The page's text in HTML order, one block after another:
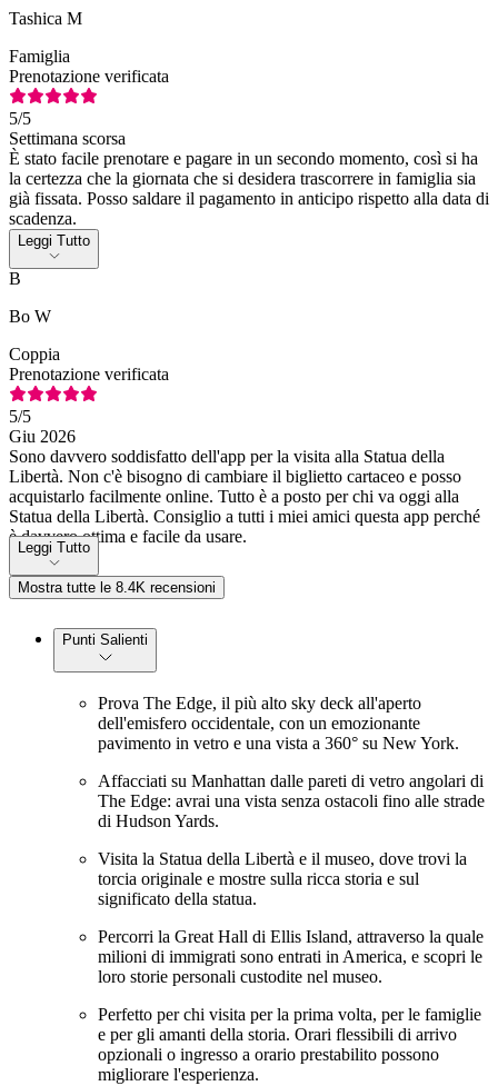
Tashica M
Famiglia
Prenotazione verificata
5/5
Settimana scorsa
È stato facile prenotare e pagare in un secondo momento, così si ha
la certezza che la giornata che si desidera trascorrere in famiglia sia
già fissata. Posso saldare il pagamento in anticipo rispetto alla data di
scadenza.
Leggi Tutto
B
Bo W
Coppia
Prenotazione verificata
5/5
Giu 2026
Sono davvero soddisfatto dell'app per la visita alla Statua della
Libertà. Non c'è bisogno di cambiare il biglietto cartaceo e posso
acquistarlo facilmente online. Tutto è a posto per chi va oggi alla
Statua della Libertà. Consiglio a tutti i miei amici questa app perché
è davvero ottima e facile da usare.
Leggi Tutto
Mostra tutte le 8.4K recensioni
Punti Salienti
Prova The Edge, il più alto sky deck all'aperto
dell'emisfero occidentale, con un emozionante
pavimento in vetro e una vista a 360° su New York.
Affacciati su Manhattan dalle pareti di vetro angolari di
The Edge: avrai una vista senza ostacoli fino alle strade
di Hudson Yards.
Visita la Statua della Libertà e il museo, dove trovi la
torcia originale e mostre sulla ricca storia e sul
significato della statua.
Percorri la Great Hall di Ellis Island, attraverso la quale
milioni di immigrati sono entrati in America, e scopri le
loro storie personali custodite nel museo.
Perfetto per chi visita per la prima volta, per le famiglie
e per gli amanti della storia. Orari flessibili di arrivo
opzionali o ingresso a orario prestabilito possono
migliorare l'esperienza.